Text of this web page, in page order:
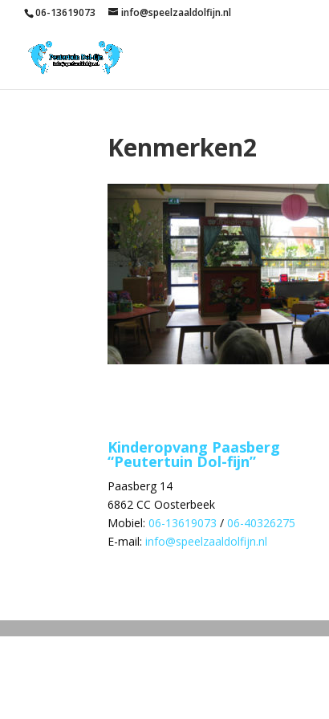
06-13619073 info@speelzaaldolfijn.nl
Kenmerken2
Kinderopvang Paasberg
“Peutertuin Dol-fijn”
Paasberg 14
6862 CC Oosterbeek
Mobiel:06-13619073 /06-40326275
E-mail:info@speelzaaldolfijn.nl